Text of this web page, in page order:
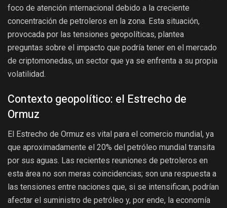
foco de atención internacional debido a la creciente
concentración de petroleros en la zona. Esta situación,
provocada por las tensiones geopolíticas, plantea
preguntas sobre el impacto que podría tener en el mercado
de criptomonedas, un sector que ya se enfrenta a su propia
volatilidad.
Contexto geopolítico: el Estrecho de
Ormuz
El Estrecho de Ormuz es vital para el comercio mundial, ya
que aproximadamente el 20% del petróleo mundial transita
por sus aguas. Las recientes reuniones de petroleros en
esta área no son meras coincidencias; son una respuesta a
las tensiones entre naciones que, si se intensifican, podrían
afectar el suministro de petróleo y, por ende, la economía